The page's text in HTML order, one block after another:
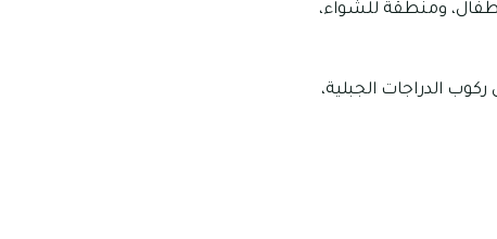
ومنطقة للشواء،
الدراجات الجبلية،